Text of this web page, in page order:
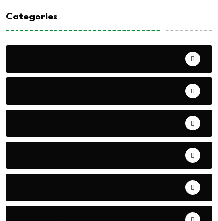
Categories